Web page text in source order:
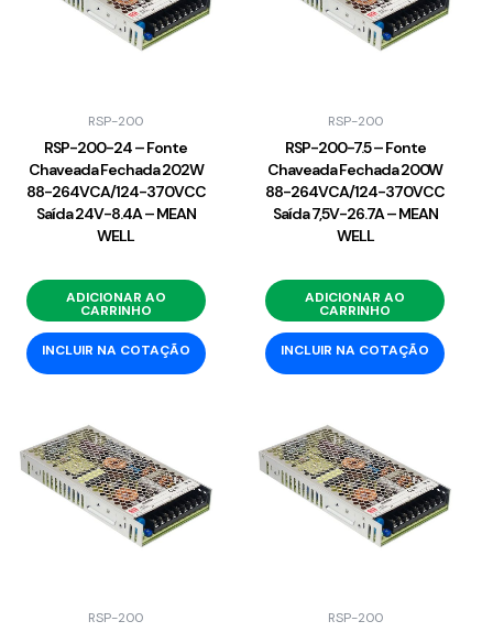
RSP-200
RSP-200-24 – Fonte
Chaveada Fechada 202W
88-264VCA/124-370VCC
Saída 24V-8.4A – MEAN
WELL
ADICIONAR AO
CARRINHO
INCLUIR NA COTAÇÃO
RSP-200
RSP-200-7.5 – Fonte
Chaveada Fechada 200W
88-264VCA/124-370VCC
Saída 7,5V-26.7A – MEAN
WELL
ADICIONAR AO
CARRINHO
INCLUIR NA COTAÇÃO
RSP-200 RSP-200